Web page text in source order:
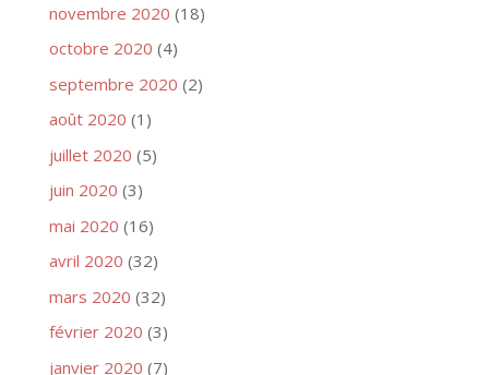
novembre 2020 (18)
octobre 2020 (4)
septembre 2020 (2)
août 2020 (1)
juillet 2020 (5)
juin 2020 (3)
mai 2020 (16)
avril 2020 (32)
mars 2020 (32)
février 2020 (3)
janvier 2020 (7)